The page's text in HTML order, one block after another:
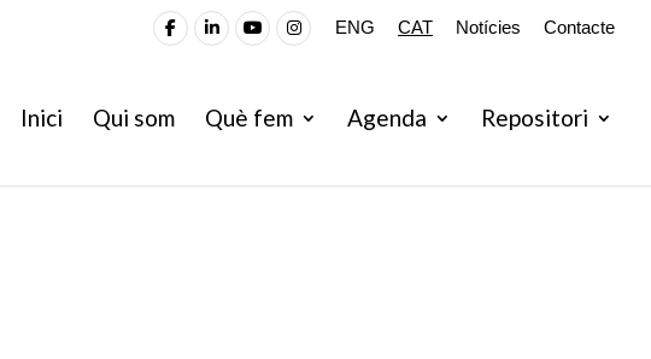
ENG CAT Notícies Contacte
Inici Qui som Què fem Agenda Repositori